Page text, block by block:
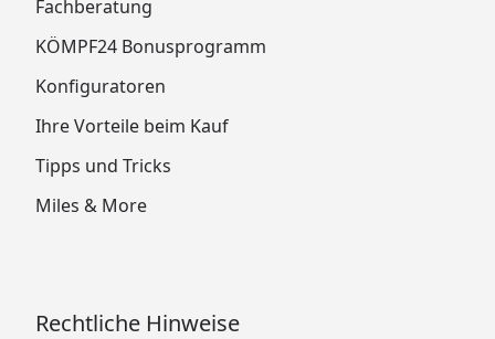
Fachberatung
KÖMPF24 Bonusprogramm
Konfiguratoren
Ihre Vorteile beim Kauf
Tipps und Tricks
Miles & More
Rechtliche Hinweise